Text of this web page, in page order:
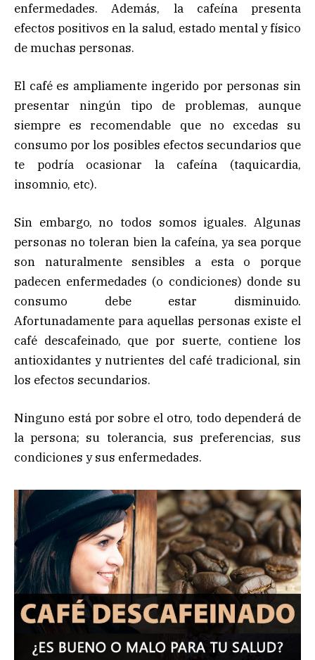
enfermedades. Además, la cafeína presenta
efectos positivos en la salud, estado mental y físico
de muchas personas.
El café es ampliamente ingerido por personas sin
presentar ningún tipo de problemas, aunque
siempre es recomendable que no excedas su
consumo por los posibles efectos secundarios que
te podría ocasionar la cafeína (taquicardia,
insomnio, etc).
Sin embargo, no todos somos iguales. Algunas
personas no toleran bien la cafeína, ya sea porque
son naturalmente sensibles a esta o porque
padecen enfermedades (o condiciones) donde su
consumo debe estar disminuido.
Afortunadamente para aquellas personas existe el
café descafeinado, que por suerte, contiene los
antioxidantes y nutrientes del café tradicional, sin
los efectos secundarios.
Ninguno está por sobre el otro, todo dependerá de
la persona; su tolerancia, sus preferencias, sus
condiciones y sus enfermedades.